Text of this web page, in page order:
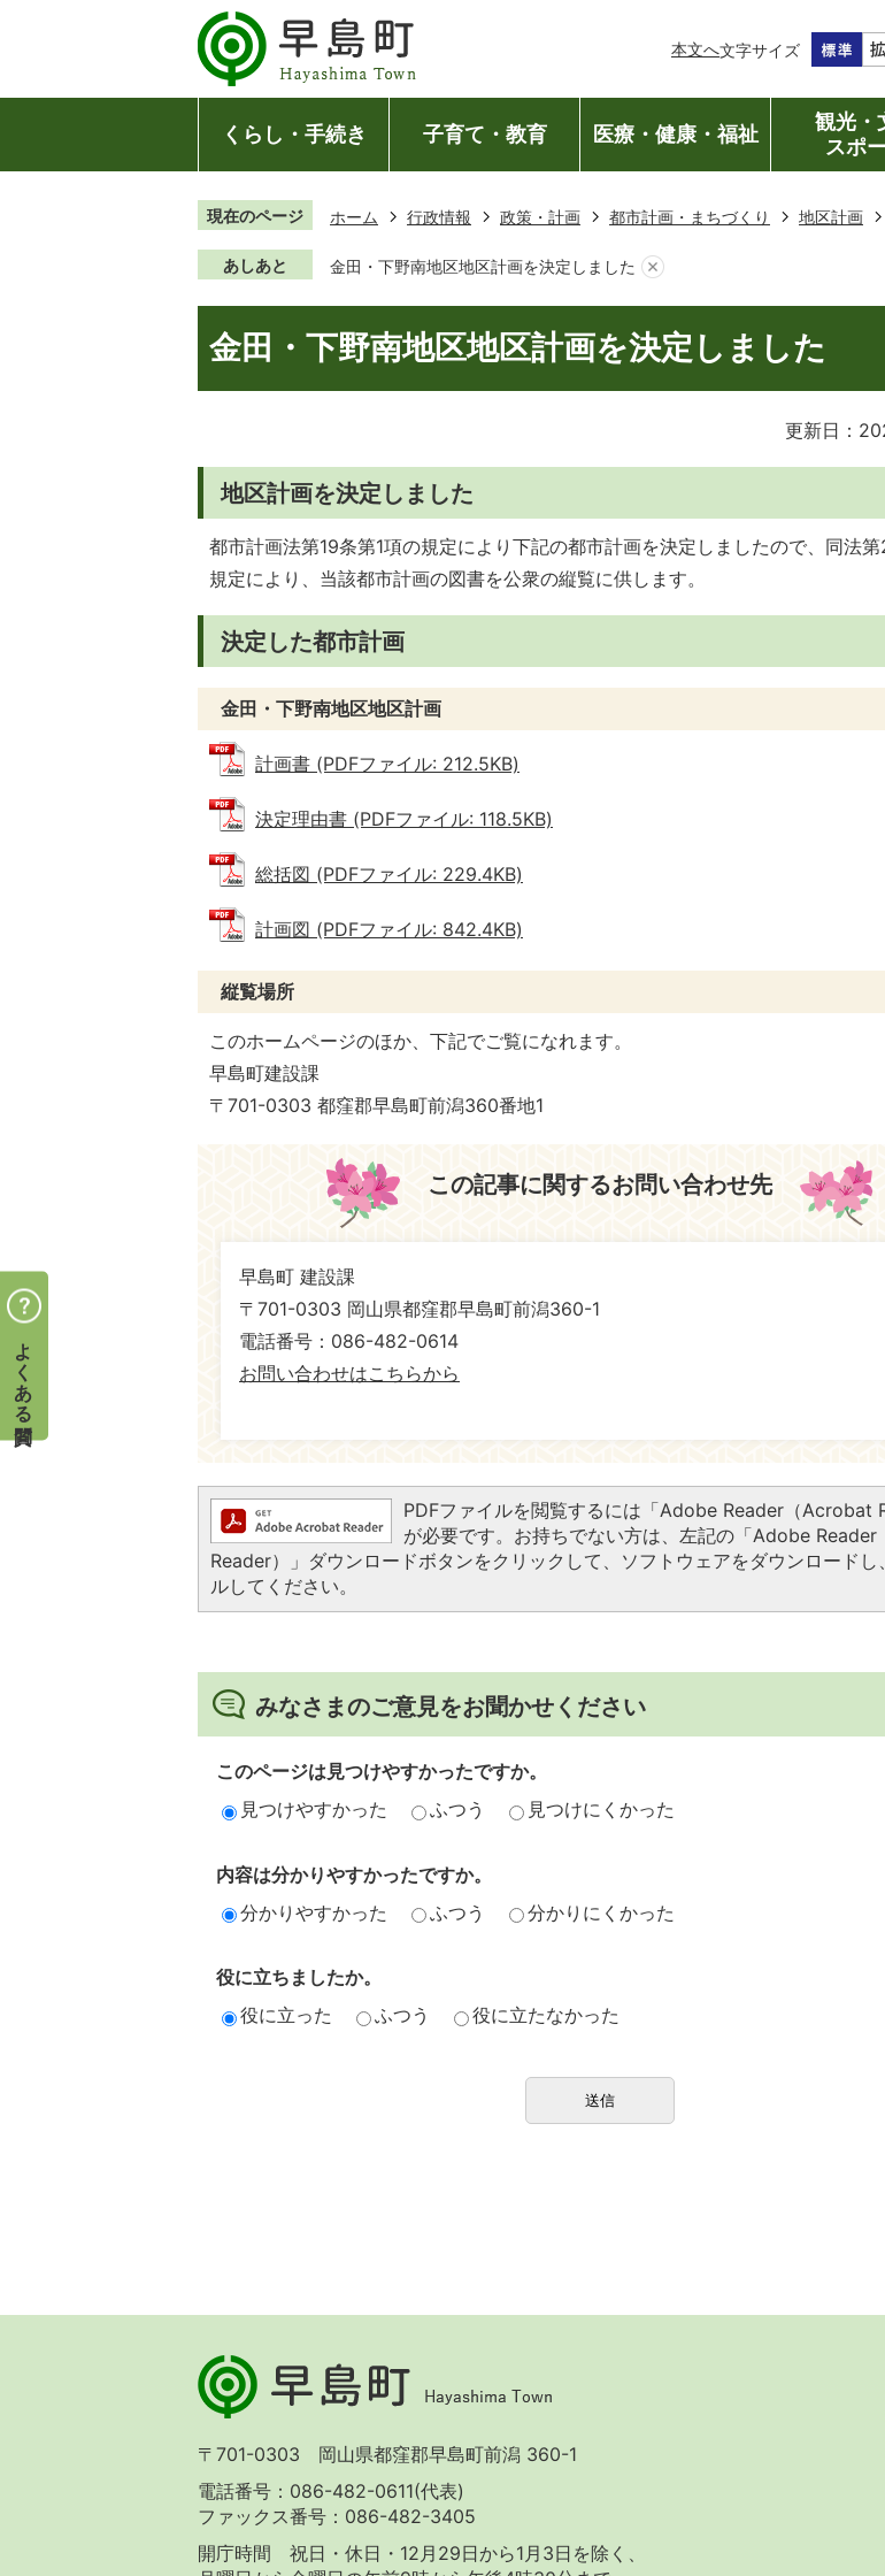
本文へ文字サイズ
くらし・手続き 子育て・教育 医療・健康・福祉
観光・
スポ
現在のページ ホーム 行政情報 政策・計画 都市計画・まちづくり 地区計画
あしあと 金田・下野南地区地区計画を決定しました
金田・下野南地区地区計画を決定しました
更新日：
地区計画を決定しました
都市計画法第19条第1項の規定により下記の都市計画を決定しましたので、同法
規定により、当該都市計画の図書を公衆の縦覧に供します。
決定した都市計画
金田・下野南地区地区計画
計画書 (PDFファイル: 212.5KB)
決定理由書 (PDFファイル: 118.5KB)
総括図 (PDFファイル: 229.4KB)
計画図 (PDFファイル: 842.4KB)
縦覧場所
このホームページのほか、下記でご覧になれます。
早島町建設課
〒701-0303 都窪郡早島町前潟360番地1
この記事に関するお問い合わせ先
早島町 建設課
〒701-0303 岡山県都窪郡早島町前潟360-1
電話番号：086-482-0614
お問い合わせはこちらから
PDFファイルを閲覧するには「Adobe Reader（Acrobat
が必要です。お持ちでない方は、左記の「Adobe
Reader）」ダウンロードボタンをクリックして、ソフトウェアをダウンロードし
ルしてください。
みなさまのご意見をお聞かせください
このページは見つけやすかったですか。
見つけやすかった
ふつう 見つけにくかった
内容は分かりやすかったですか。
分かりやすかった
ふつう 分かりにくかった
役に立ちましたか。
役に立った
ふつう 役に立たなかった
よくある質問
早
島
町
Hayashima
Town
〒701-0303 岡山県都窪郡早島町前潟 360-1
電話番号：086-482-0611(代表)
ファックス番号：086-482-3405
開庁時間 祝日・休日・12月29日から1月3日を除く、